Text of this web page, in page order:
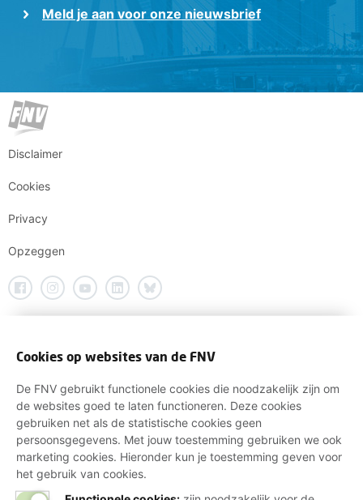
Meld je aan voor onze nieuwsbrief
Disclaimer
Cookies
Privacy
Opzeggen
Cookies op websites van de FNV
De FNV gebruikt functionele cookies die noodzakelijk zijn om
de websites goed te laten functioneren. Deze cookies
gebruiken net als de statistische cookies geen
persoonsgegevens. Met jouw toestemming gebruiken we ook
marketing cookies. Hieronder kun je toestemming geven voor
het gebruik van cookies.